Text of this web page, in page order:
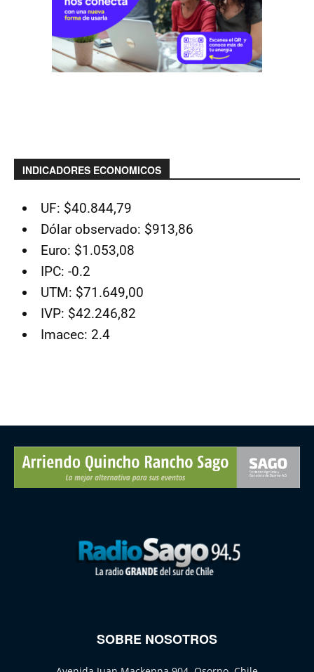
INDICADORES ECONOMICOS
UF: $40.844,79
Dólar observado: $913,86
Euro: $1.053,08
IPC: -0.2
UTM: $71.649,00
IVP: $42.246,82
Imacec: 2.4
SOBRE NOSOTROS